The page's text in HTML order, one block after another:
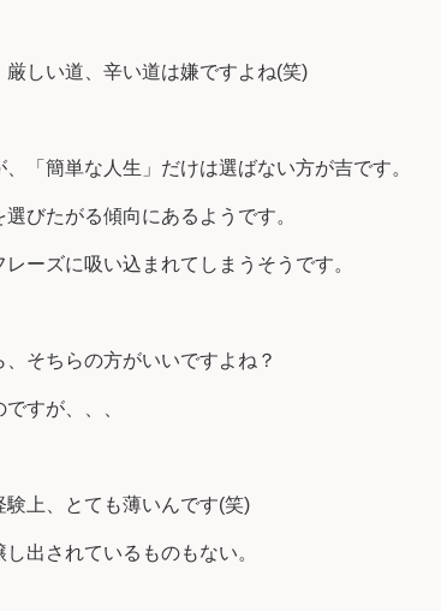
しい道、辛い道は嫌ですよね(笑)
「簡単な人生」だけは選ばない方が吉です。
びたがる傾向にあるようです。
ーズに吸い込まれてしまうそうです。
そちらの方がいいですよね？
すが、、、
上、とても薄いんです(笑)
出されているものもない。